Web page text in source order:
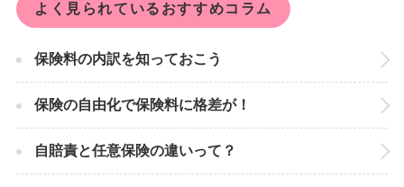
よく見られているおすすめコラム
保険料の内訳を知っておこう
保険の自由化で保険料に格差が！
自賠責と任意保険の違いって？